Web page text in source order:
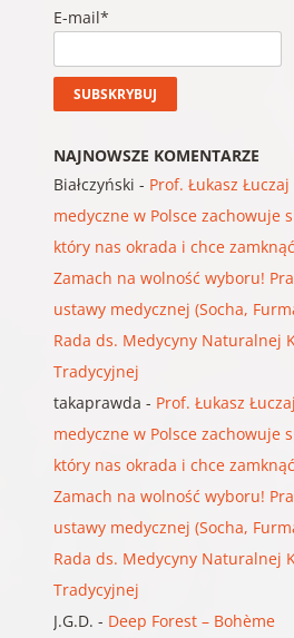
E-mail*
NAJNOWSZE KOMENTARZE
Białczyński - Prof. Łukasz
medyczne w Polsce zachowuje
który nas okrada i chce
Zamach na wolność wyboru!
ustawy medycznej (Socha,
Rada ds. Medycyny Naturalnej
Tradycyjnej
takaprawda - Prof. Łukasz
medyczne w Polsce zachowuje
który nas okrada i chce
Zamach na wolność wyboru!
ustawy medycznej (Socha,
Rada ds. Medycyny Naturalnej
Tradycyjnej
J.G.D. - Deep Forest – Bohème